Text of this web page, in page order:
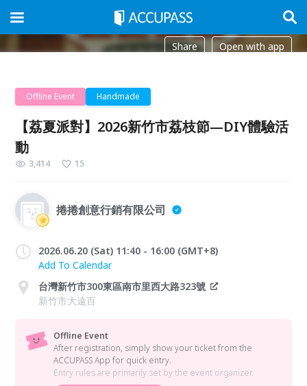
Share Open with app
Offline Event Handmade
【荔夏派對】2026新竹市荔枝節—DIY體驗活
動
3,414 15
捲捲創意行銷有限公司
2026.06.20 (Sat) 11:40 - 16:00 (GMT+8)
Add To Calendar
台灣新竹市300東區南市里西大路323號
新竹市大遠百
Offline Event
After registration, simply show your ticket from the
ACCUPASS App for quick entry.
Entry rules are primarily set by the event organizer.